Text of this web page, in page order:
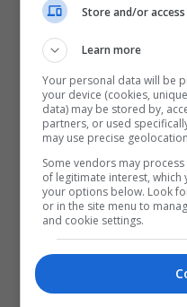
Store and/or
Learn more
Your personal data will be
your device (cookies,
data) may be stored by,
partners, or used
may use precise
Some vendors may
of legitimate interest,
your options below. Look
or in the site menu to
and cookie settings.